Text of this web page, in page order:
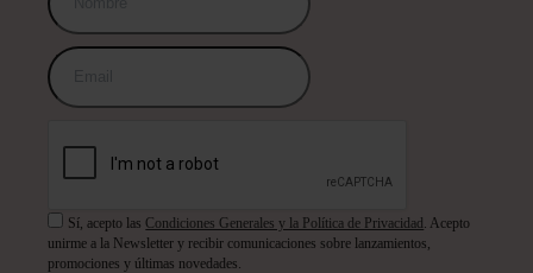
Sí, acepto lasCondiciones Generales y la Política de Privacidad . Acepto
unirme a la Newsletter y recibir comunicaciones sobre lanzamientos,
promociones y últimas novedades.